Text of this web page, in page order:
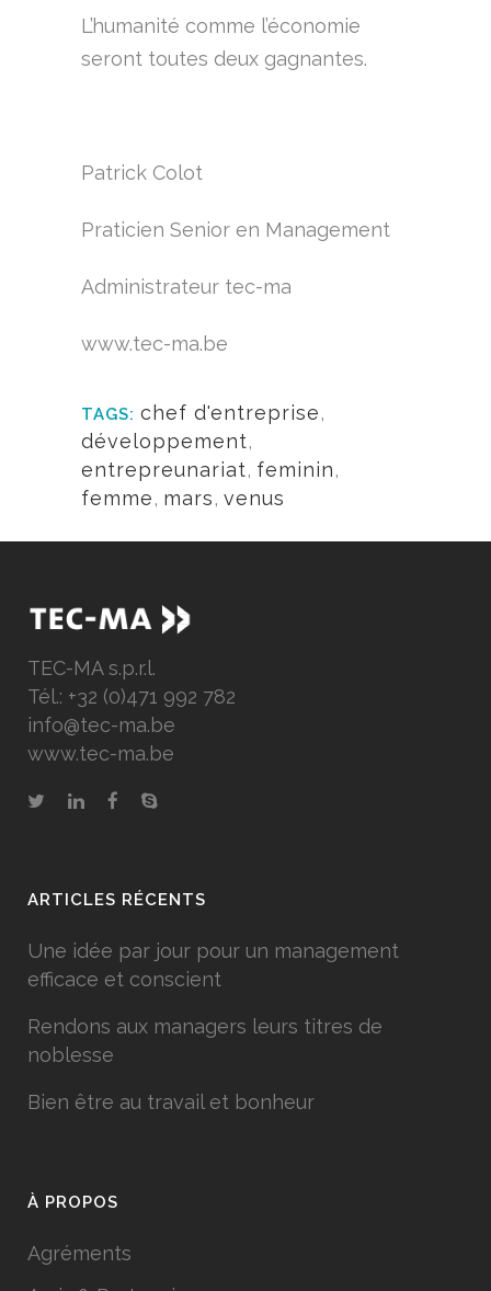
L’humanité comme l’économie
seront toutes deux gagnantes.
Patrick Colot
Praticien Senior en Management
Administrateur tec-ma
www.tec-ma.be
TAGS: chef d'entreprise,
développement,
entrepreunariat, feminin,
femme, mars, venus
TEC-MA s.p.r.l.
Tél.: +32 (0)471 992 782
info@tec-ma.be
www.tec-ma.be
ARTICLES RÉCENTS
Une idée par jour pour un management
efficace et conscient
Rendons aux managers leurs titres de
noblesse
Bien être au travail et bonheur
À PROPOS
Agréments